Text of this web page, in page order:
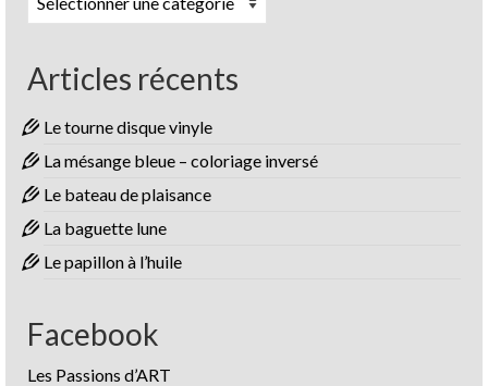
Articles récents
Le tourne disque vinyle
La mésange bleue – coloriage inversé
Le bateau de plaisance
La baguette lune
Le papillon à l’huile
Facebook
Les Passions d’ART